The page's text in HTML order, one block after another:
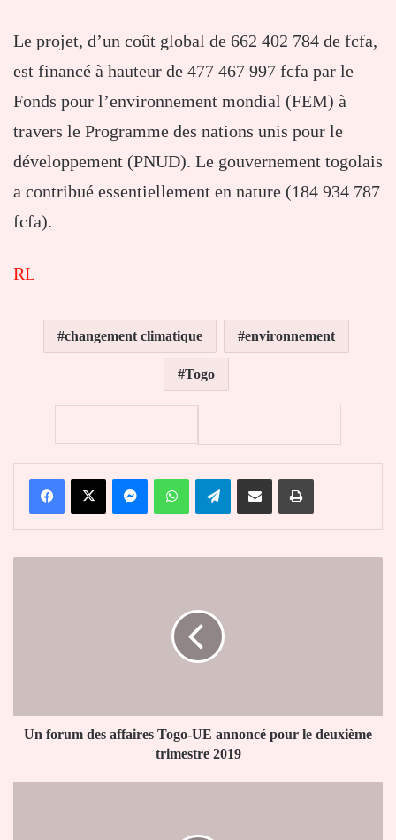
Le projet, d’un coût global de 662 402 784 de fcfa,
est financé à hauteur de 477 467 997 fcfa par le
Fonds pour l’environnement mondial (FEM) à
travers le Programme des nations unis pour le
développement (PNUD). Le gouvernement togolais
a contribué essentiellement en nature (184 934 787
fcfa).
RL
changement climatique environnement
Togo
FacebookX MessengerWhatsAppTelegramPartager par email Imprimer
le
deuxième
Un forum des affaires Togo-UE annoncé pour le deuxième
trimestre 2019